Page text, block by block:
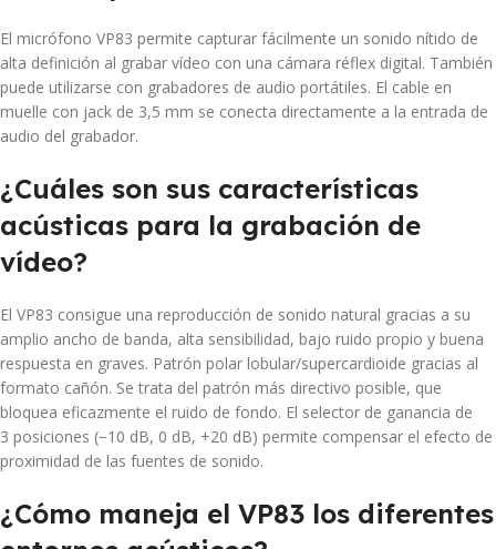
El micrófono VP83 permite capturar fácilmente un sonido nítido de
alta definición al grabar vídeo con una cámara réflex digital. También
puede utilizarse con grabadores de audio portátiles. El cable en
muelle con jack de 3,5 mm se conecta directamente a la entrada de
audio del grabador.
¿Cuáles son sus características
acústicas para la grabación de
vídeo?
El VP83 consigue una reproducción de sonido natural gracias a su
amplio ancho de banda, alta sensibilidad, bajo ruido propio y buena
respuesta en graves. Patrón polar lobular/supercardioide gracias al
formato cañón. Se trata del patrón más directivo posible, que
bloquea eficazmente el ruido de fondo. El selector de ganancia de
3 posiciones (−10 dB, 0 dB, +20 dB) permite compensar el efecto de
proximidad de las fuentes de sonido.
¿Cómo maneja el VP83 los diferentes